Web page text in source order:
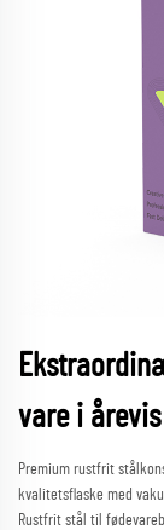
vare i årevis
Premium rustfrit
kvalitetsflaske med
Rustfrit stål til